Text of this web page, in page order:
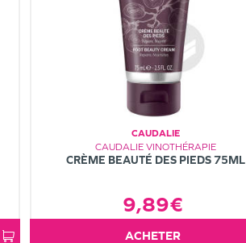
CAUDALIE
CAUDALIE VINOTHÉRAPIE
CRÈME BEAUTÉ DES PIEDS 75ML
9,89€
ACHETER